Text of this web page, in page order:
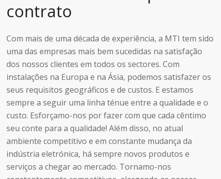
contrato
Com mais de uma década de experiência, a MTI tem sido
uma das empresas mais bem sucedidas na satisfação
dos nossos clientes em todos os sectores. Com
instalações na Europa e na Ásia, podemos satisfazer os
seus requisitos geográficos e de custos. E estamos
sempre a seguir uma linha ténue entre a qualidade e o
custo. Esforçamo-nos por fazer com que cada cêntimo
seu conte para a qualidade! Além disso, no atual
ambiente competitivo e em constante mudança da
indústria eletrónica, há sempre novos produtos e
serviços a chegar ao mercado. Tornamo-nos